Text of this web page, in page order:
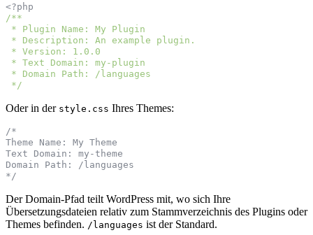
<?php
/**
* Plugin Name: My Plugin
* Description: An example plugin.
* Version: 1.0.0
* Text Domain: my-plugin
* Domain Path: /languages
*/
Oder in der style.css Ihres Themes:
/*
Theme Name: My Theme
Text Domain: my-theme
Domain Path: /languages
*/
Der Domain-Pfad teilt WordPress mit, wo sich Ihre
Übersetzungsdateien relativ zum Stammverzeichnis des Plugins oder
Themes befinden. /languages ist der Standard.